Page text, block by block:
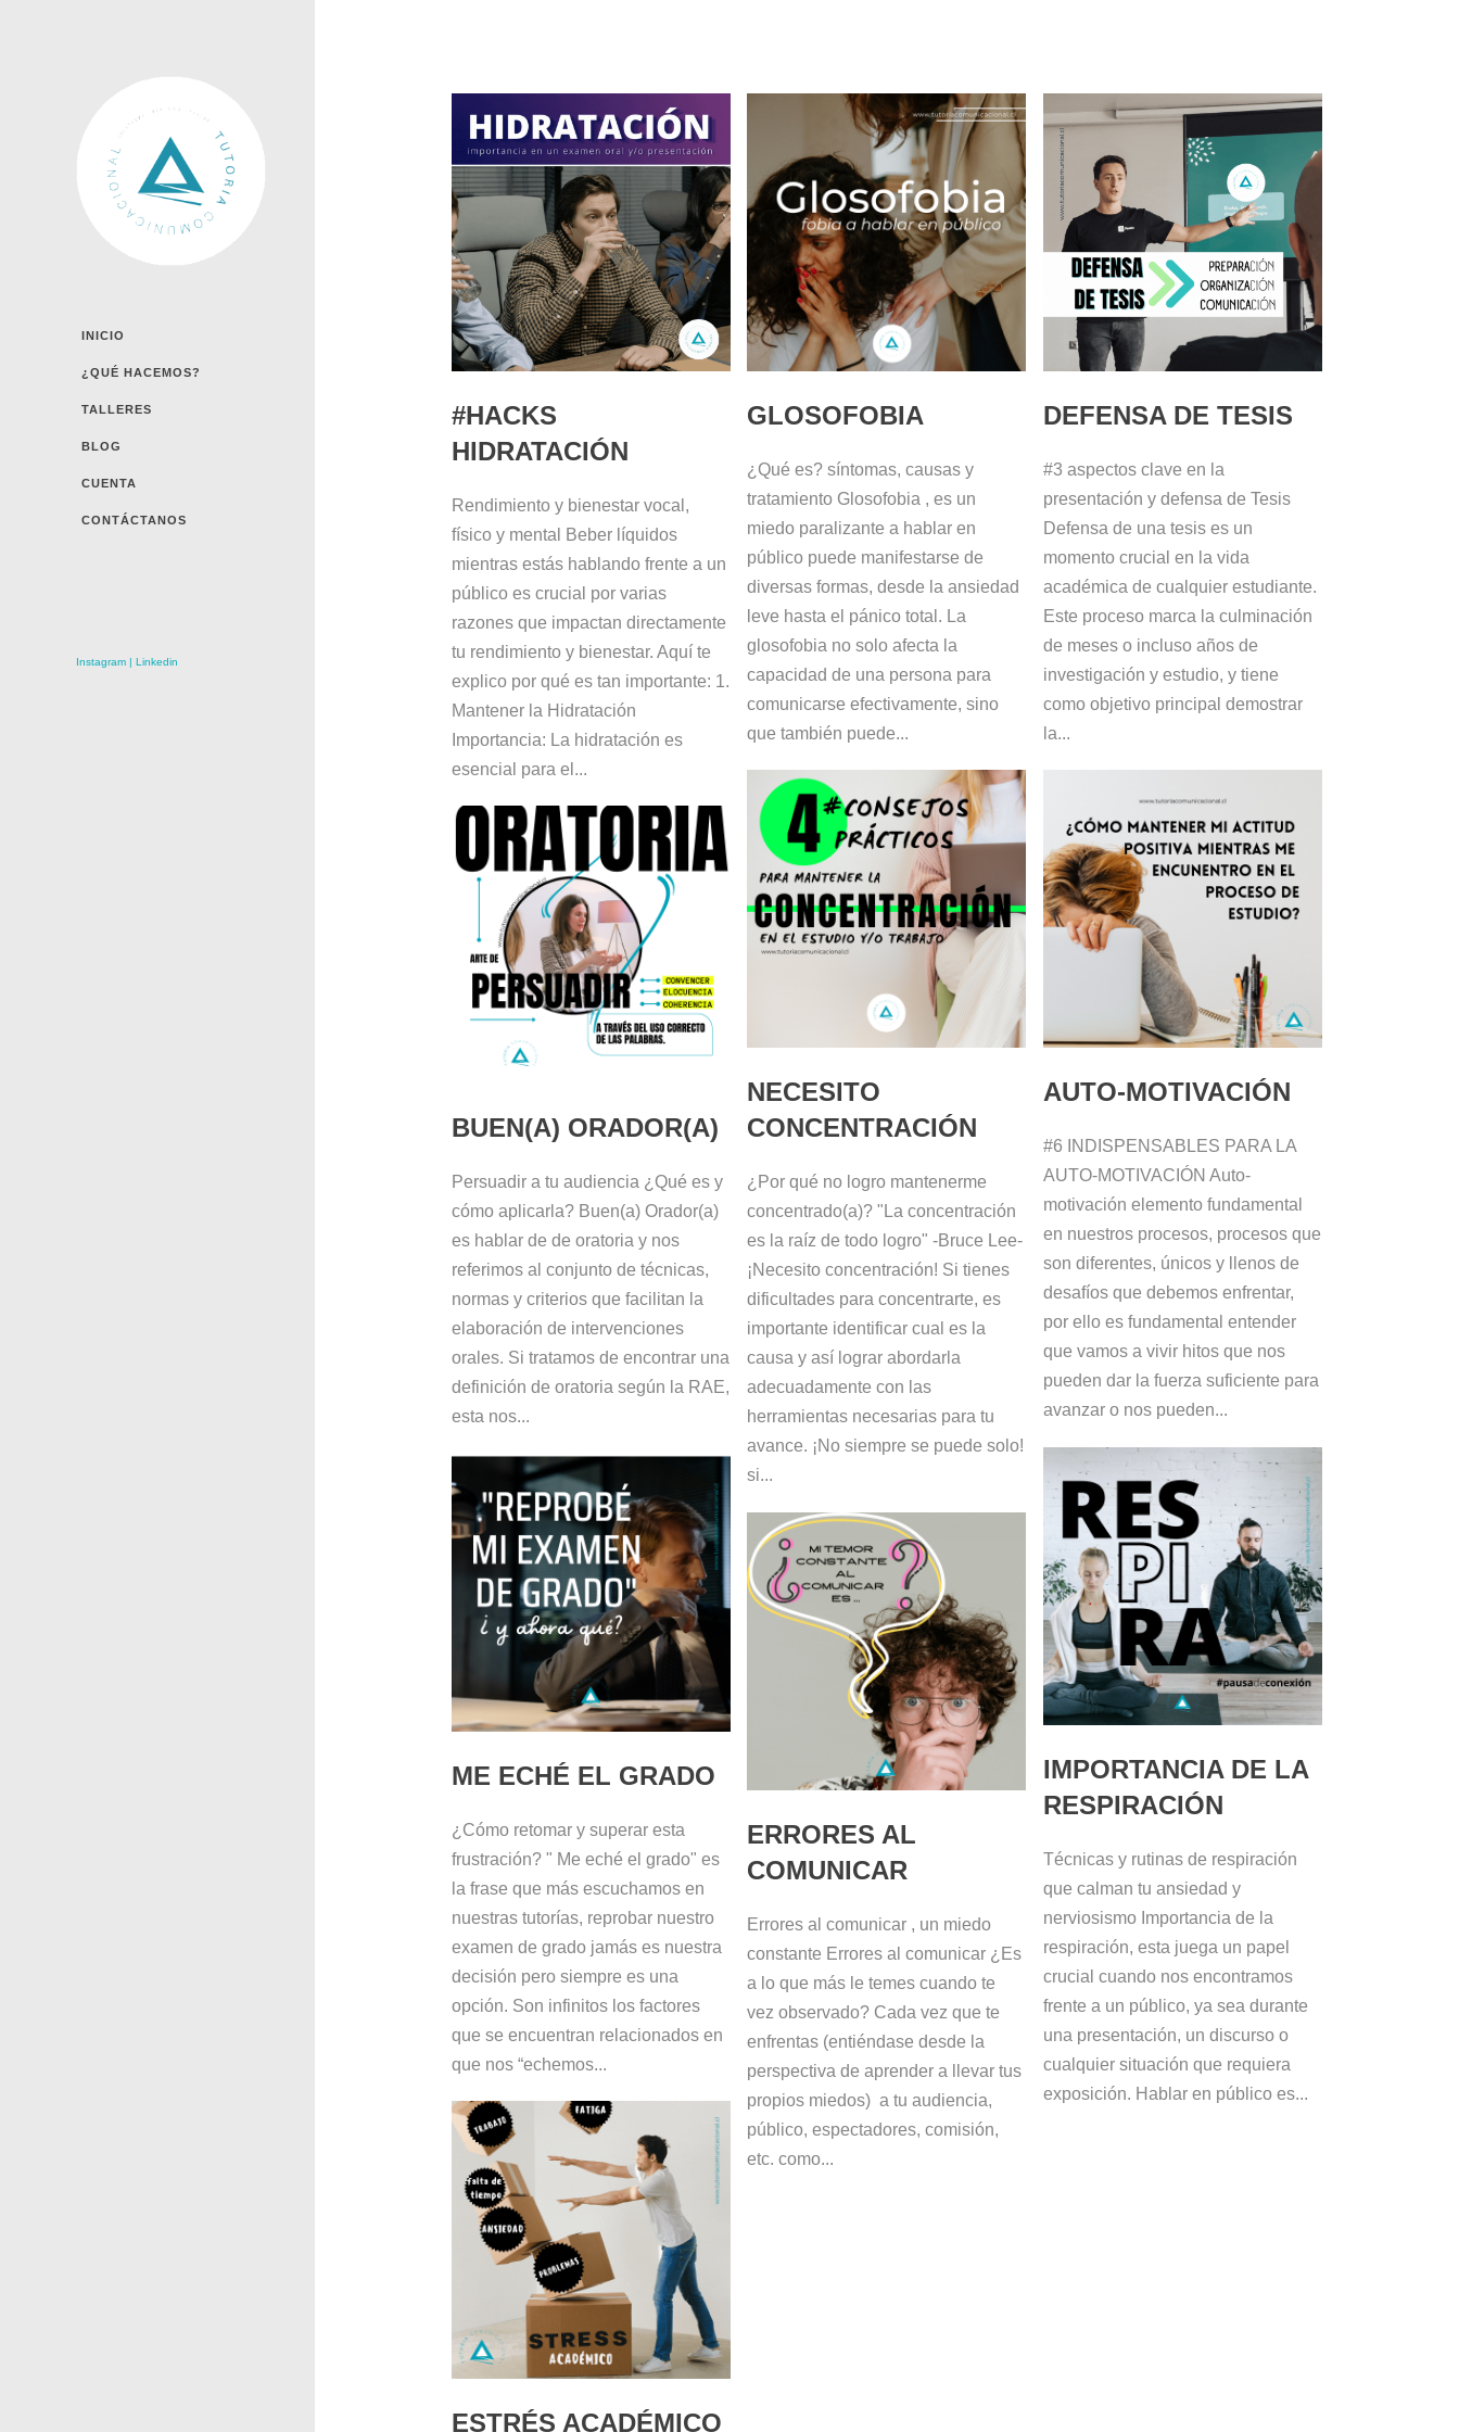
INICIO
¿QUÉ HACEMOS?
TALLERES
BLOG
CUENTA
CONTÁCTANOS
Instagram | Linkedin
#HACKS
HIDRATACIÓN
Rendimiento y bienestar vocal,
físico y mental Beber líquidos
mientras estás hablando frente a un
público es crucial por varias
razones que impactan directamente
tu rendimiento y bienestar. Aquí te
explico por qué es tan importante: 1.
Mantener la Hidratación
Importancia: La hidratación es
esencial para el...
GLOSOFOBIA
¿Qué es? síntomas, causas y
tratamiento Glosofobia , es un
miedo paralizante a hablar en
público puede manifestarse de
diversas formas, desde la ansiedad
leve hasta el pánico total. La
glosofobia no solo afecta la
capacidad de una persona para
comunicarse efectivamente, sino
que también puede...
DEFENSA DE TESIS
#3 aspectos clave en la
presentación y defensa de Tesis
Defensa de una tesis es un
momento crucial en la vida
académica de cualquier estudiante.
Este proceso marca la culminación
de meses o incluso años de
investigación y estudio, y tiene
como objetivo principal demostrar
la...
NECESITO
CONCENTRACIÓN
¿Por qué no logro mantenerme
concentrado(a)? "La concentración
es la raíz de todo logro" -Bruce Lee-
¡Necesito concentración! Si tienes
dificultades para concentrarte, es
importante identificar cual es la
causa y así lograr abordarla
adecuadamente con las
herramientas necesarias para tu
avance. ¡No siempre se puede solo!
si...
AUTO-MOTIVACIÓN
#6 INDISPENSABLES PARA LA
AUTO-MOTIVACIÓN Auto-
motivación elemento fundamental
en nuestros procesos, procesos que
son diferentes, únicos y llenos de
desafíos que debemos enfrentar,
por ello es fundamental entender
que vamos a vivir hitos que nos
pueden dar la fuerza suficiente para
avanzar o nos pueden...
BUEN(A) ORADOR(A)
Persuadir a tu audiencia ¿Qué es y
cómo aplicarla? Buen(a) Orador(a)
es hablar de de oratoria y nos
referimos al conjunto de técnicas,
normas y criterios que facilitan la
elaboración de intervenciones
orales. Si tratamos de encontrar una
definición de oratoria según la RAE,
esta nos...
IMPORTANCIA DE LA
RESPIRACIÓN
Técnicas y rutinas de respiración
que calman tu ansiedad y
nerviosismo Importancia de la
respiración, esta juega un papel
crucial cuando nos encontramos
frente a un público, ya sea durante
una presentación, un discurso o
cualquier situación que requiera
exposición. Hablar en público es...
ME ECHÉ EL GRADO
¿Cómo retomar y superar esta
frustración? " Me eché el grado" es
la frase que más escuchamos en
nuestras tutorías, reprobar nuestro
examen de grado jamás es nuestra
decisión pero siempre es una
opción. Son infinitos los factores
que se encuentran relacionados en
que nos “echemos...
ERRORES AL
COMUNICAR
Errores al comunicar , un miedo
constante Errores al comunicar ¿Es
a lo que más le temes cuando te
vez observado? Cada vez que te
enfrentas (entiéndase desde la
perspectiva de aprender a llevar tus
propios miedos) a tu audiencia,
público, espectadores, comisión,
etc. como...
ESTRÉS ACADÉMICO